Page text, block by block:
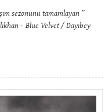
sezonunu tamamlayan ”
– Blue Velvet / Dayıbey